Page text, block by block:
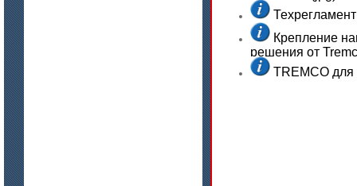
Крепление
решения от
TREMCO для